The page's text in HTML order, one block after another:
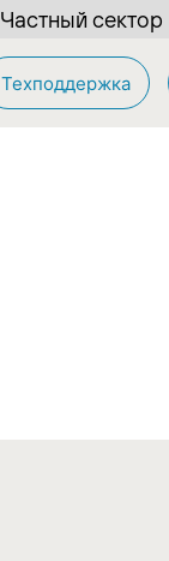
Частный сектор
Техподдержка